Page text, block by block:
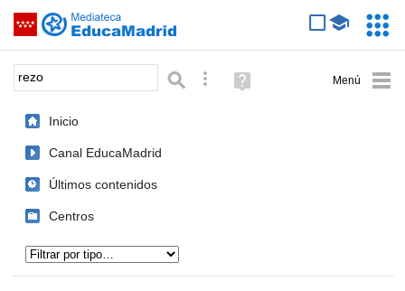
Saltar navegación
Palabra o frase: Búsqueda avanzada
Ayuda
(en
Inicio
Canal EducaMadrid
Últimos contenidos
Centros